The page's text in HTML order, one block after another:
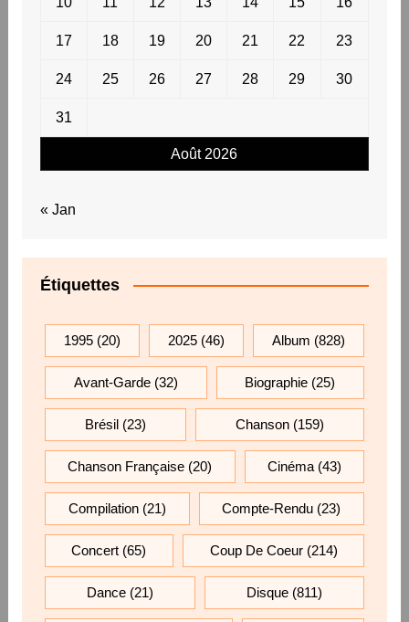
Août 2026
17 18 19 20 21 22 23
24 25 26 27 28 29 30
31
« Jan
Étiquettes
1995(20) 2025 (46) Album (828)
Avant-Garde(32) Biographie (25)
Brésil(23) Chanson (159)
Chanson Française (20) Cinéma(43)
Compilation(21) Compte-Rendu (23)
Concert (65) Coup De Coeur(214)
Dance(21) Disque (811)